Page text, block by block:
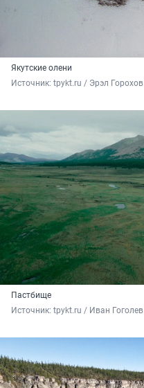
Якутские олени
Источник: tpykt.ru / Эрэл Горохов
Пастбище
Источник: tpykt.ru / Иван Гоголев